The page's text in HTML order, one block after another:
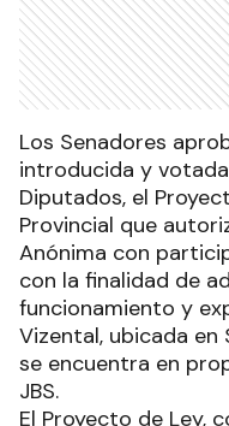
Los Senadores
introducida y
Diputados, el
Provincial que
Anónima con
con la finalidad de
funcionamiento y
Vizental, ubicada
se encuentra en
JBS.
El Proyecto de Ley,